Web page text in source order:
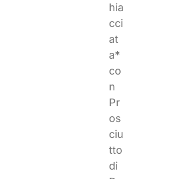
hia
cci
at
a*
co
n
Pr
os
ciu
tto
di